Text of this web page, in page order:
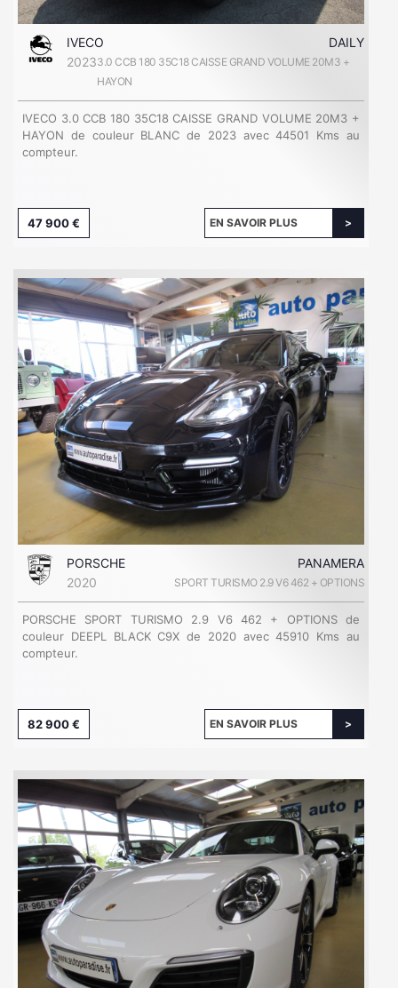
IVECO
DAILY
20233.0 CCB 180 35C18 CAISSE GRAND VOLUME 20M3 +
HAYON
IVECO 3.0 CCB 180 35C18 CAISSE GRAND VOLUME 20M3 +
HAYON de couleur BLANC de 2023 avec 44501 Kms au
compteur.
47 900 € EN SAVOIR PLUS
PORSCHE
PANAMERA
2020
SPORT TURISMO 2.9 V6 462 + OPTIONS
PORSCHE SPORT TURISMO 2.9 V6 462 + OPTIONS de
couleur DEEPL BLACK C9X de 2020 avec 45910 Kms au
compteur.
82 900 € EN SAVOIR PLUS